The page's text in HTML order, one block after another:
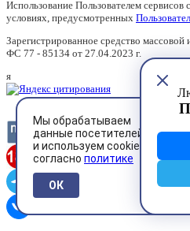
Мы обрабатываем
данные посетителей
и используем cookies
согласно политике
ОК
Использование Пользователем сервисов
условиях, предусмотренных
Зарегистрированное средство
ФС 77 - 85134 от 27.04.2023 г.
я